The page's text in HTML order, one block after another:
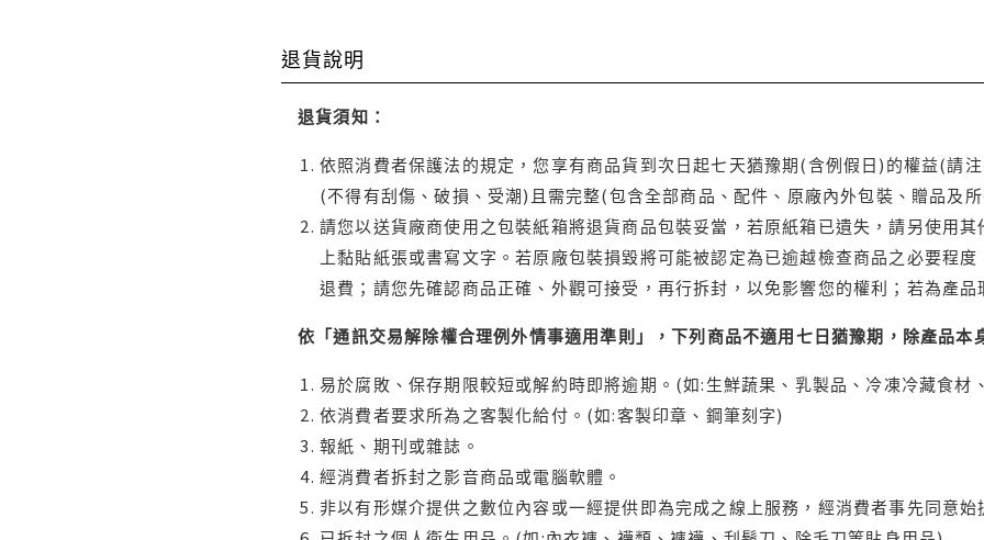
退貨說明
退貨須知：
依照消費者保護法的規定，您享有商品貨到次日起七天猶豫期(含例假日)的權益(請
(不得有刮傷、破損、受潮)且需完整(包含全部商品、配件、原廠內外包裝、贈品及
請您以送貨廠商使用之包裝紙箱將退貨商品包裝妥當，若原紙箱已遺失，請另使用
上黏貼紙張或書寫文字。若原廠包裝損毀將可能被認定為已逾越檢查商品之必要程
退費；請您先確認商品正確、外觀可接受，再行拆封，以免影響您的權利；若為產品
依「通訊交易解除權合理例外情事適用準則」，下列商品不適用七日猶豫期，除產品本
易於腐敗、保存期限較短或解約時即將逾期。(如:生鮮蔬果、乳製品、冷凍冷藏食材
依消費者要求所為之客製化給付。(如:客製印章、鋼筆刻字)
報紙、期刊或雜誌。
經消費者拆封之影音商品或電腦軟體。
非以有形媒介提供之數位內容或一經提供即為完成之線上服務，經消費者事先同意